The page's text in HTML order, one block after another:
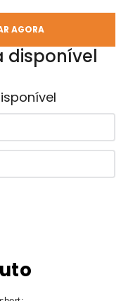
AGORA
disponível